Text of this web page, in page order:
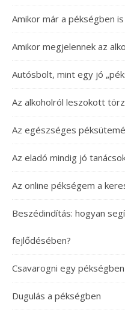
Amikor már a pékségben
Amikor megjelennek az
Autósbolt, mint egy jó
Az alkoholról leszokott
Az egészséges
Az eladó mindig jó
Az online pékségem a
Beszédindítás: hogyan
fejlődésében?
Csavarogni egy pékségben
Dugulás a pékségben